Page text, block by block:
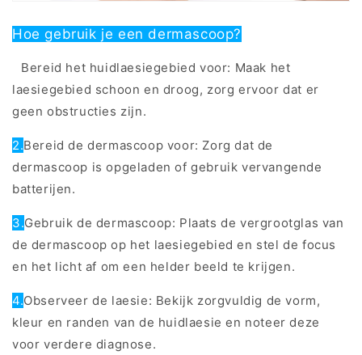
Hoe gebruik je een dermascoop?
Bereid het huidlaesiegebied voor: Maak het
laesiegebied schoon en droog, zorg ervoor dat er
geen obstructies zijn.
2.Bereid de dermascoop voor: Zorg dat de
dermascoop is opgeladen of gebruik vervangende
batterijen.
3.Gebruik de dermascoop: Plaats de vergrootglas van
de dermascoop op het laesiegebied en stel de focus
en het licht af om een helder beeld te krijgen.
4.Observeer de laesie: Bekijk zorgvuldig de vorm,
kleur en randen van de huidlaesie en noteer deze
voor verdere diagnose.